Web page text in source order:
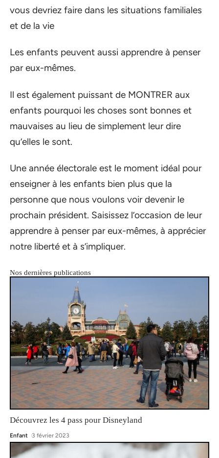
vous devriez faire dans les situations familiales
et de la vie
Les enfants peuvent aussi apprendre à penser
par eux-mêmes.
Il est également puissant de MONTRER aux
enfants pourquoi les choses sont bonnes et
mauvaises au lieu de simplement leur dire
qu’elles le sont.
Une année électorale est le moment idéal pour
enseigner à les enfants bien plus que la
personne que nous voulons voir devenir le
prochain président. Saisissez l’occasion de leur
apprendre à penser par eux-mêmes, à apprécier
notre liberté et à s’impliquer.
Nos dernières publications
Découvrez les 4 pass pour Disneyland
Enfant 3 février 2023